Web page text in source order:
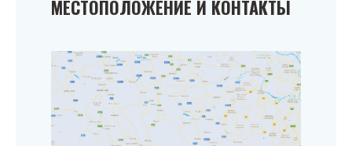
МЕСТОПОЛОЖЕНИЕ И КОНТАКТЫ